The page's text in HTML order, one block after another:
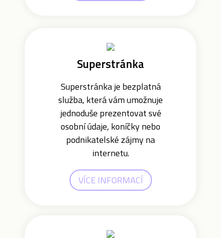
Superstránka
Superstránka je bezplatná
služba, která vám umožnuje
jednoduše prezentovat své
osobní údaje, koníčky nebo
podnikatelské zájmy na
internetu.
VÍCE INFORMACÍ